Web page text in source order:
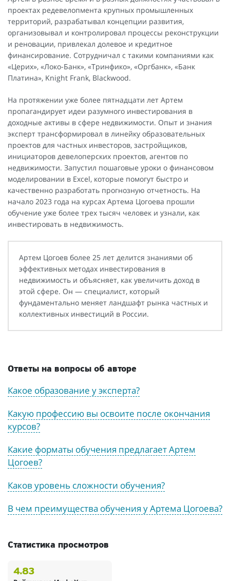
проектах редевелопмента крупных промышленных
территорий, разрабатывал концепции развития,
организовывал и контролировал процессы реконструкции
и реновации, привлекал долевое и кредитное
финансирование. Сотрудничал с такими компаниями как
«Церих», «Локо-Банк», «Тринфико», «Оргбанк», «Банк
Платина», Knight Frank, Blackwood.
На протяжении уже более пятнадцати лет Артем
пропагандирует идеи разумного инвестирования в
доходные активы в сфере недвижимости. Опыт и знания
эксперт трансформировал в линейку образовательных
проектов для частных инвесторов, застройщиков,
инициаторов девелоперских проектов, агентов по
недвижимости. Запустил пошаговые уроки о финансовом
моделировании в Excel, которые помогут быстро и
качественно разработать прогнозную отчетность. На
начало 2023 года на курсах Артема Цогоева прошли
обучение уже более трех тысяч человек и узнали, как
инвестировать в недвижимость.
Артем Цогоев более 25 лет делится знаниями об
эффективных методах инвестирования в
недвижимость и объясняет, как увеличить доход в
этой сфере. Он — специалист, который
фундаментально меняет ландшафт рынка частных и
коллективных инвестиций в России.
Ответы на вопросы об авторе
Какое образование у эксперта?
Какую профессию вы освоите после окончания
курсов?
Какие форматы обучения предлагает Артем
Цогоев?
Каков уровень сложности обучения?
В чем преимущества обучения у Артема Цогоева?
Статистика просмотров
4.83